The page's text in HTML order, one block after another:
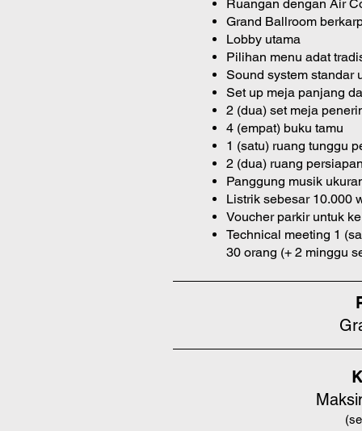
Ruangan dengan Air
Grand Ballroom
Lobby utama
Pilihan menu adat
Sound system standar
Set up meja panjang
2 (dua) set meja
4 (empat) buku tamu
1 (satu) ruang tunggu
2 (dua) ruang
Panggung musik
Listrik sebesar 10.000
Voucher parkir untuk
Technical meeting 1
30 orang (+ 2 minggu